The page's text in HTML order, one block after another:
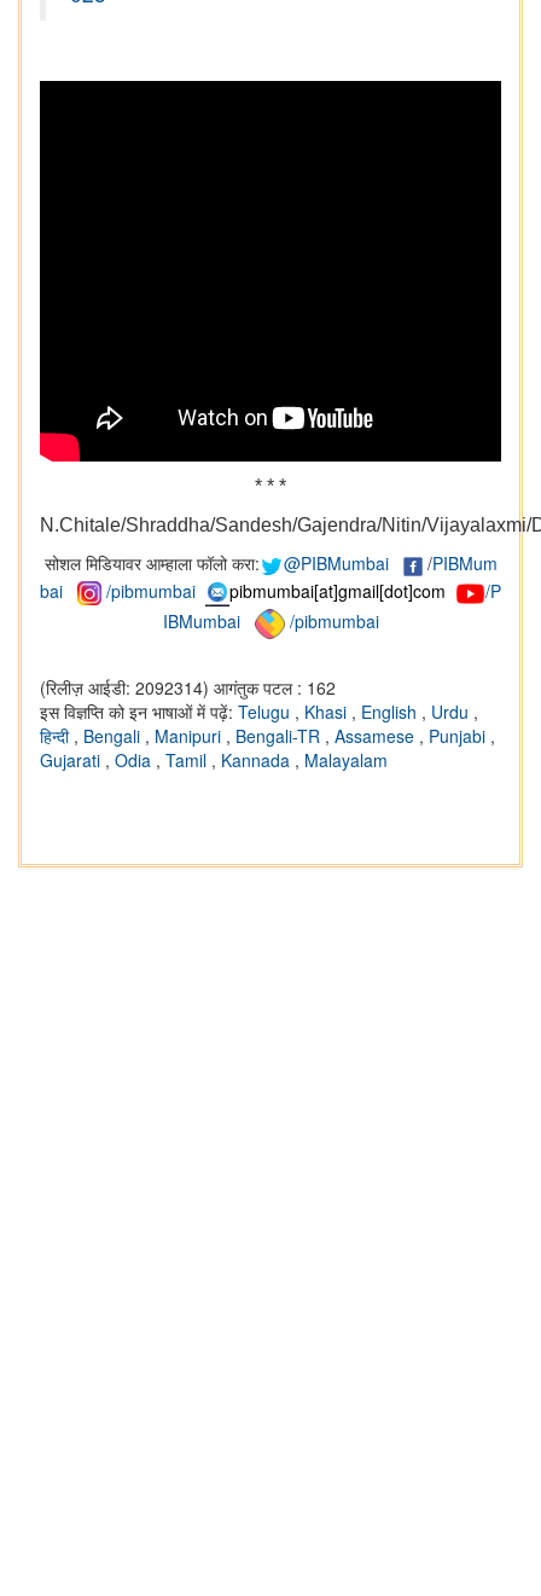
* * *
N.Chitale/Shraddha/Sandesh/Gajendra/Nitin/Vijayalaxmi/
सोशल मिडियावर आम्हाला फॉलो करा: @PIBMumbai /PIBMum
bai
/pibmumbai pibmumbai[at]gmail[dot]com
/P
IBMumbai
/pibmumbai
(रिलीज़ आईडी: 2092314) आगंतुक पटल : 162
इस विज्ञप्ति को इन भाषाओं में पढ़ें: Telugu , Khasi , English , Urdu ,
हिन्दी , Bengali , Manipuri , Bengali-TR , Assamese , Punjabi ,
Gujarati , Odia , Tamil , Kannada , Malayalam